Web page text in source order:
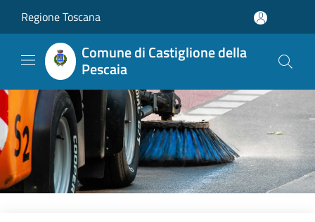
Regione Toscana
Comune di Castiglione della
Pescaia